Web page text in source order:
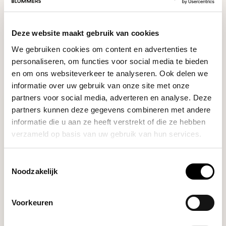
Deze website maakt gebruik van cookies
We gebruiken cookies om content en advertenties te
personaliseren, om functies voor social media te bieden
en om ons websiteverkeer te analyseren. Ook delen we
informatie over uw gebruik van onze site met onze
partners voor social media, adverteren en analyse. Deze
partners kunnen deze gegevens combineren met andere
informatie die u aan ze heeft verstrekt of die ze hebben
verzameld op basis van uw gebruik van hun services.
Noodzakelijk
Voorkeuren
Ask your question
RECENTLY VIEWED
Comandante